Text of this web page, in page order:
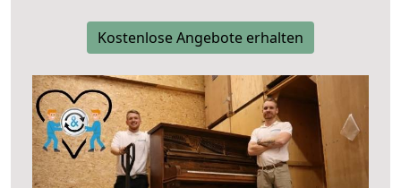
Kostenlose Angebote erhalten